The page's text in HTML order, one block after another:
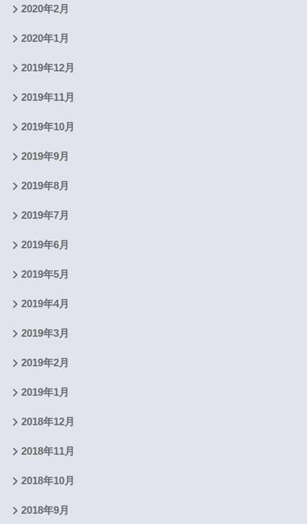
2020年2月
2020年1月
2019年12月
2019年11月
2019年10月
2019年9月
2019年8月
2019年7月
2019年6月
2019年5月
2019年4月
2019年3月
2019年2月
2019年1月
2018年12月
2018年11月
2018年10月
2018年9月